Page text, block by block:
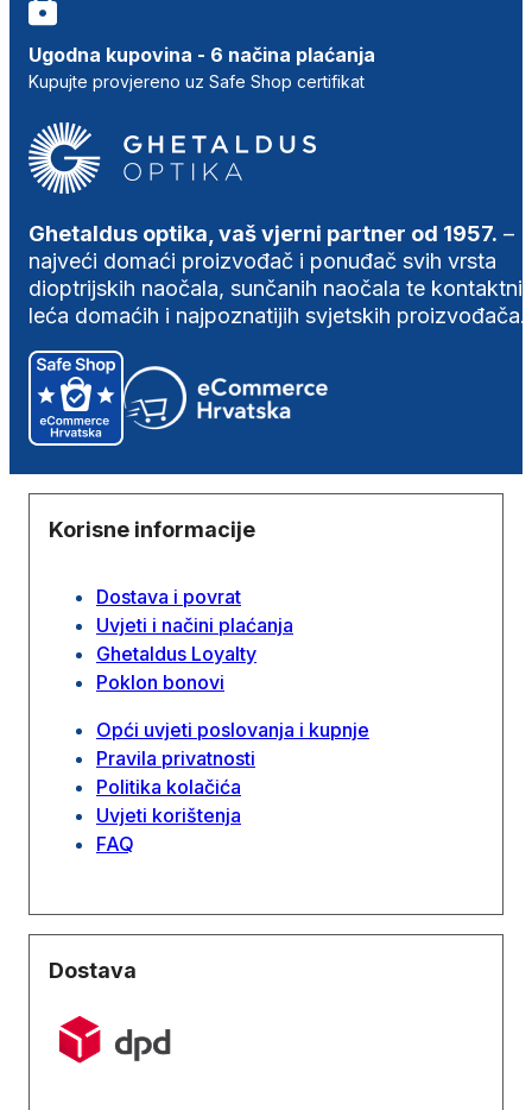
Ugodna kupovina - 6 načina plaćanja
Kupujte provjereno uz Safe Shop certifikat
Ghetaldus optika, vaš vjerni partner od 1957. –
najveći domaći proizvođač i ponuđač svih vrsta
dioptrijskih naočala, sunčanih naočala te
leća domaćih i najpoznatijih svjetskih proizvođača.
Korisne informacije
Dostava i povrat
Uvjeti i načini plaćanja
Ghetaldus Loyalty
Poklon bonovi
Opći uvjeti poslovanja i kupnje
Pravila privatnosti
Politika kolačića
Uvjeti korištenja
FAQ
Dostava